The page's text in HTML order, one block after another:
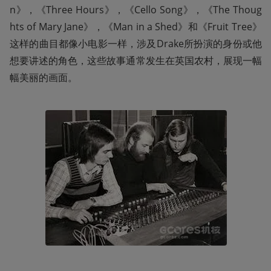
n》，《Three Hours》，《Cello Song》，《The Thoug
hts of Mary Jane》，《Man in a Shed》和《Fruit Tree》
这样的曲目都像小电影一样，涉及Drake所扮演的身份或他
想要讲述的角色，这些故事通常发生在英国农村，展现一幅
幅美丽的画面。